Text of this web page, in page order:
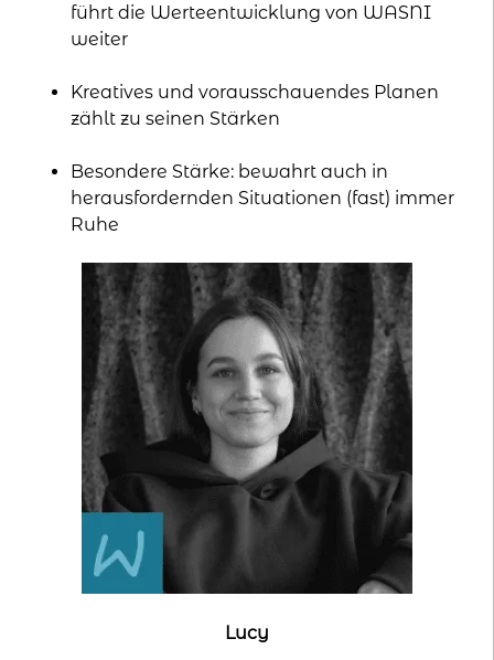
führt die Werteentwicklung von WASNI
weiter
Kreatives und vorausschauendes Planen
zählt zu seinen Stärken
Besondere Stärke: bewahrt auch in
herausfordernden Situationen (fast) immer
Ruhe
Lucy